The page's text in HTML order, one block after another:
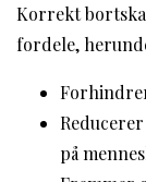
Korrekt
fordele,
på